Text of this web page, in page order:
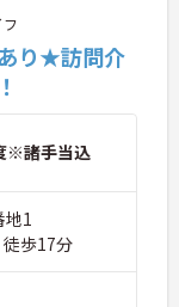
り★訪問介
※諸手当込
地1
歩17分